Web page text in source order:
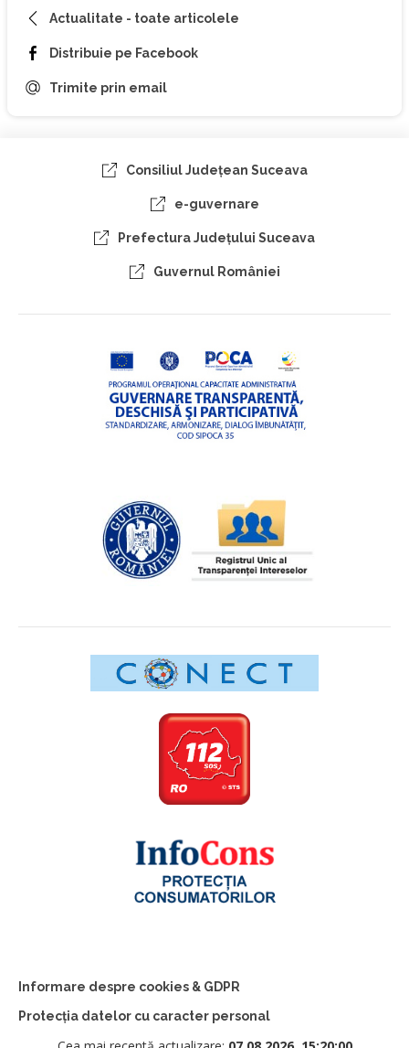
Actualitate - toate articolele
Distribuie pe Facebook
Trimite prin email
Consiliul Judeţean Suceava
e-guvernare
Prefectura Judeţului Suceava
Guvernul României
Informare despre cookies & GDPR
Protecția datelor cu caracter personal